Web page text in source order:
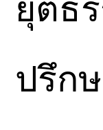
ยุติธ
ปรึก